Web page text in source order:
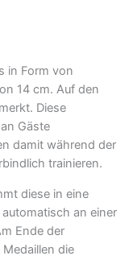
in Form von
14 cm. Auf den
Diese
Gäste
damit während der
trainieren.
diese in eine
an einer
Ende der
die